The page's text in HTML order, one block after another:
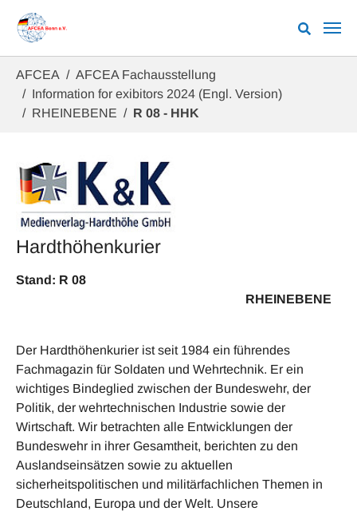
AFCEA
AFCEA Fachausstellung
Information for exibitors 2024 (Engl. Version)
RHEINEBENE
R 08 - HHK
Hardthöhenkurier
Stand: R 08
RHEINEBENE
Der Hardthöhenkurier ist seit 1984 ein führendes
Fachmagazin für Soldaten und Wehrtechnik. Er ein
wichtiges Bindeglied zwischen der Bundeswehr, der
Politik, der wehrtechnischen Industrie sowie der
Wirtschaft. Wir betrachten alle Entwicklungen der
Bundeswehr in ihrer Gesamtheit, berichten zu den
Auslandseinsätzen sowie zu aktuellen
sicherheitspolitischen und militärfachlichen Themen in
Deutschland, Europa und der Welt. Unsere